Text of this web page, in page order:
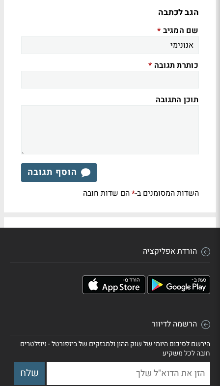
הגב לכתבה
שם המגיב *
כותרת תגובה *
תוכן התגובה
הוסף תגובה
השדות המסומנים ב-*הם שדות חובה
הורדת אפליקציה
הרשמה לדיוור
הירשם לסיכום היומי של שוק ההון ולמבזקים של ביזפורטל - ניוזלטרים
חובה לכל משקיע